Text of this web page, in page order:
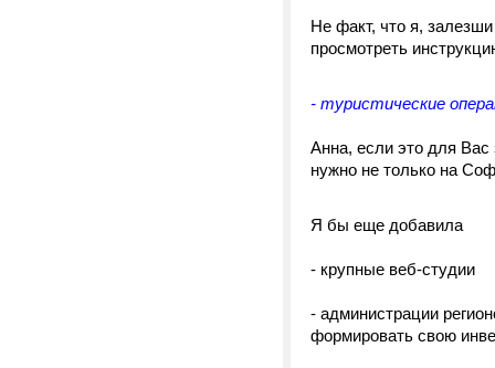
Не факт, что я,
просмотреть
- туристические
Анна, если это для Вас
нужно не только на
Я бы еще добавила
- крупные веб-студии
- администрации
формировать свою